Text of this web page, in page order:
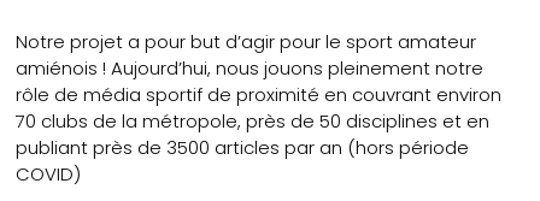
Notre projet a pour but d’agir pour le sport amateur
amiénois ! Aujourd’hui, nous jouons pleinement notre
rôle de média sportif de proximité en couvrant environ
70 clubs de la métropole, près de 50 disciplines et en
publiant près de 3500 articles par an (hors période
COVID)